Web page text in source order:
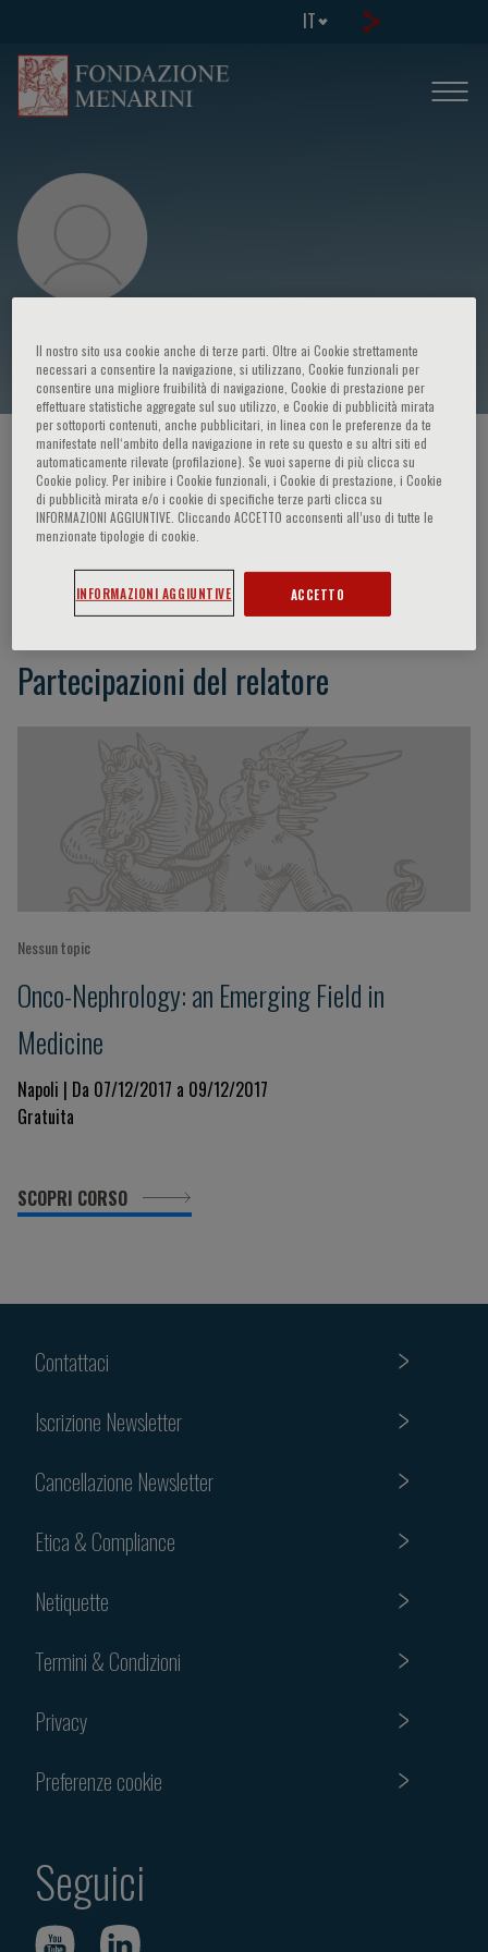
IT
Amit Lahoti
HOME PAGE / CORSI ED EVENTI / RELATORE
Amit Lahoti
Partecipazioni del relatore
Nessun topic
Onco-Nephrology: an Emerging Field in
Medicine
Napoli | Da 07/12/2017 a 09/12/2017
Gratuita
SCOPRI CORSO
Contattaci
Iscrizione Newsletter
Cancellazione Newsletter
Etica & Compliance
Netiquette
Termini & Condizioni
Privacy
Preferenze cookie
Seguici
Il nostro sito usa cookie anche di terze parti. Oltre ai Cookie strettamente
necessari a consentire la navigazione, si utilizzano, Cookie funzionali per
consentire una migliore fruibilità di navigazione, Cookie di prestazione per
effettuare statistiche aggregate sul suo utilizzo, e Cookie di pubblicità mirata
per sottoporti contenuti, anche pubblicitari, in linea con le preferenze da te
manifestate nell‘ambito della navigazione in rete su questo e su altri siti ed
automaticamente rilevate (profilazione). Se vuoi saperne di più clicca su
Cookie policy. Per inibire i Cookie funzionali, i Cookie di prestazione, i Cookie
di pubblicità mirata e/o i cookie di specifiche terze parti clicca su
INFORMAZIONI AGGIUNTIVE. Cliccando ACCETTO acconsenti all’uso di tutte le
menzionate tipologie di cookie.
INFORMAZIONI AGGIUNTIVE ACCETTO